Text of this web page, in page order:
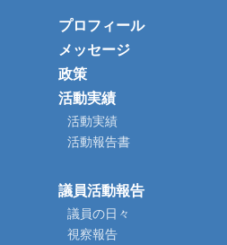
プロフィール
メッセージ
政策
活動実績
活動実績
活動報告書
議員活動報告
議員の日々
視察報告